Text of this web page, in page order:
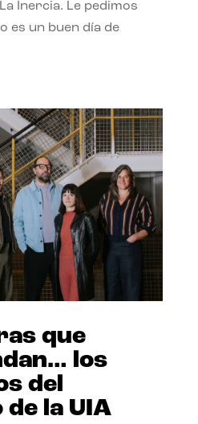
Inercia. Le pedimos
es un buen día de
que
los
del
la UIA